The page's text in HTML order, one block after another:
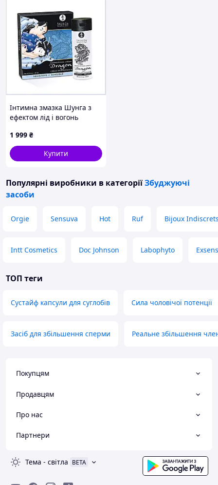
Інтимна змазка Шунга з
ефектом лід і вогонь
1 999 ₴
Купити
Популярні виробники в категоріїЗбуджуючі
засоби
Orgie Sensuva Hot Ruf Bijoux
Intt Cosmetics Doc Johnson Labophyto Exsens
ТОП теги
Сустайф капсули для суглобів Сила чоловічої потенції
Засіб для збільшення сперми Реальне збільшення
Покупцям
Продавцям
Про нас
Партнери
Тема - світла BETA